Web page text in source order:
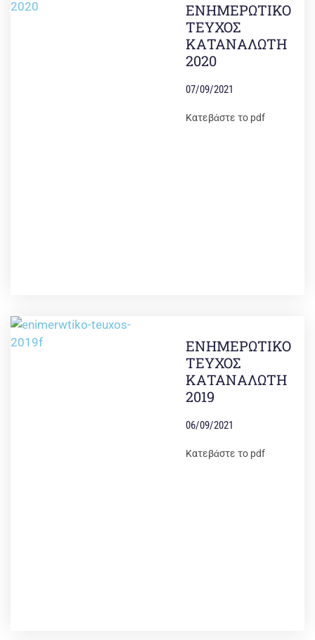
ΕΝΗΜΕΡΩΤΙΚΟ
ΤΕΥΧΟΣ
ΚΑΤΑΝΑΛΩΤΗ
2020
07/09/2021
Κατεβάστε το pdf
ΕΝΗΜΕΡΩΤΙΚΟ
ΤΕΥΧΟΣ
ΚΑΤΑΝΑΛΩΤΗ
2019
06/09/2021
Κατεβάστε το pdf